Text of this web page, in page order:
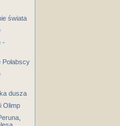
świata
-
Połabscy
dusza
Olimp